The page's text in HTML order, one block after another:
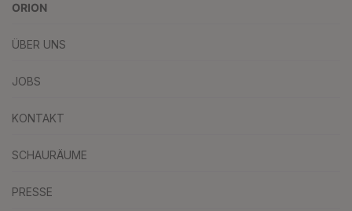
ORION
ÜBER UNS
JOBS
KONTAKT
SCHAURÄUME
PRESSE